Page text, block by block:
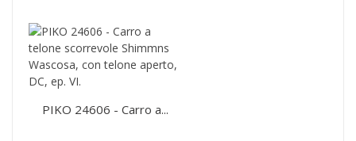
PIKO 24606 - Carro a...